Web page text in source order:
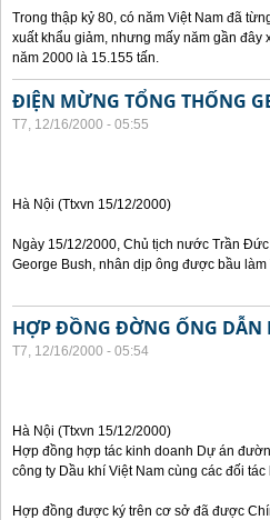
Trong thập kỷ 80, có năm Việt Nam đã
xuất khẩu giảm, nhưng mấy năm gần đây
năm 2000 là 15.155 tấn.
ĐIỆN MỪNG TỔNG THỐNG
T7, 12/16/2000 - 05:55
Hà Nội (Ttxvn 15/12/2000)
Ngày 15/12/2000, Chủ tịch nước Trần
George Bush, nhân dịp ông được bầu
HỢP ĐỒNG ĐỜNG ỐNG DẪN
T7, 12/16/2000 - 05:54
Hà Nội (Ttxvn 15/12/2000)
Hợp đồng hợp tác kinh doanh Dự án
công ty Dầu khí Việt Nam cùng các đối
Hợp đồng được ký trên cơ sở đã được